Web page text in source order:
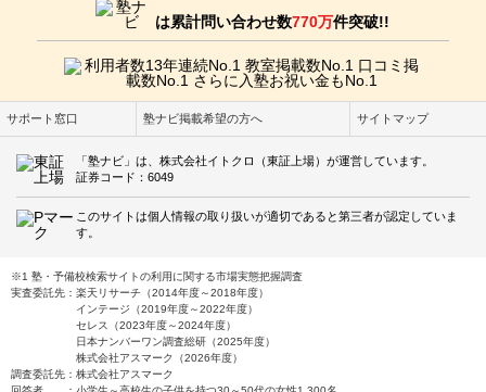
は累計問い合わせ数770万件突破!!
サポート窓口 塾ナビ掲載希望の方へ サイトマップ
「塾ナビ」は、株式会社イトクロ（東証上場）が運営しています。
証券コード：6049
このサイトは個人情報の取り扱いが適切であると第三者が認定していま
す。
※1 塾・予備校検索サイトの利用に関する市場実態把握調査
実査委託先：楽天リサーチ（2014年度～2018年度）
インテージ（2019年度～2022年度）
セレス（2023年度～2024年度）
日本ナンバーワン調査総研（2025年度）
株式会社アスマーク（2026年度）
調査委託先：株式会社アスマーク